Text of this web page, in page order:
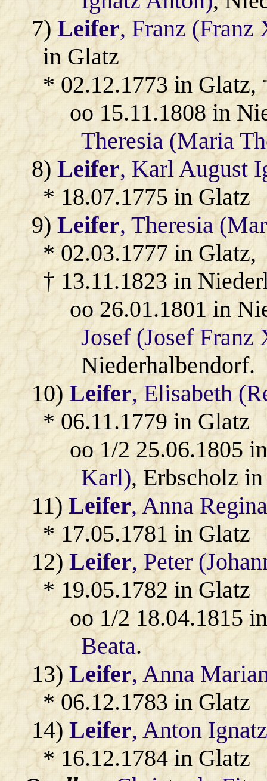
7)Leifer, Franz (Franz
in Glatz
* 02.12.1773 in Glatz,
oo 15.11.1808 in
Theresia (Maria
8)Leifer, Karl August
* 18.07.1775 in Glatz
9)Leifer, Theresia
* 02.03.1777 in Glatz,
† 13.11.1823 in
oo 26.01.1801 in
Josef (Josef Franz
Niederhalbendorf.
10)Leifer, Elisabeth
* 06.11.1779 in Glatz
oo 1/2 25.06.1805
Karl), Erbscholz
11)Leifer, Anna
* 17.05.1781 in Glatz
12)Leifer, Peter
* 19.05.1782 in Glatz
oo 1/2 18.04.1815
Beata.
13)Leifer, Anna
* 06.12.1783 in Glatz
14)Leifer, Anton
* 16.12.1784 in Glatz